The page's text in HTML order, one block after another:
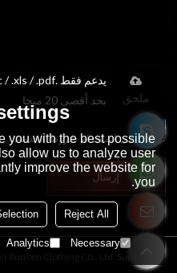
بحد أقصى 20 ميجا
ملحق
توافق على استخدام شروط الخدمة,
إرسال
Support By
you with the best possible
allow us to analyze user
improve the website for
you.
Reject All
Necessary
Analytics